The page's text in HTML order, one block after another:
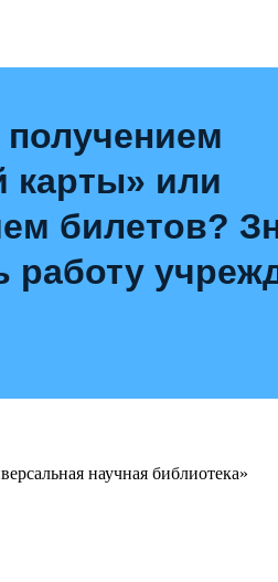
карты» или
билетов?
работу
научная библиотека»